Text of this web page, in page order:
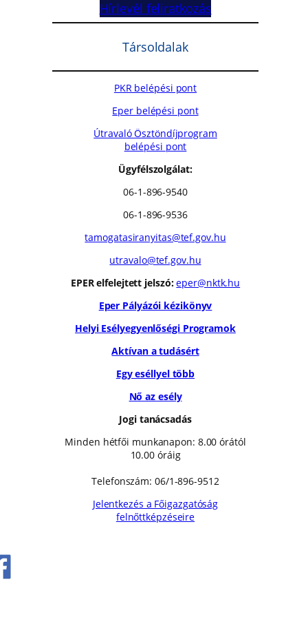
Hírlevél feliratkozás
Társoldalak
PKR belépési pont
Eper belépési pont
Útravaló Ösztöndíjprogram
belépési pont
Ügyfélszolgálat:
06-1-896-9540
06-1-896-9536
tamogatasiranyitas@tef.gov.hu
utravalo@tef.gov.hu
EPER elfelejtett jelszó: eper@nktk.hu
Eper Pályázói kézikönyv
Helyi Esélyegyenlőségi Programok
Aktívan a tudásért
Egy eséllyel több
Nő az esély
Jogi tanácsadás
Minden hétfői munkanapon: 8.00 órától
10.00 óráig
Telefonszám: 06/1-896-9512
Jelentkezés a Főigazgatóság
felnőttképzéseire